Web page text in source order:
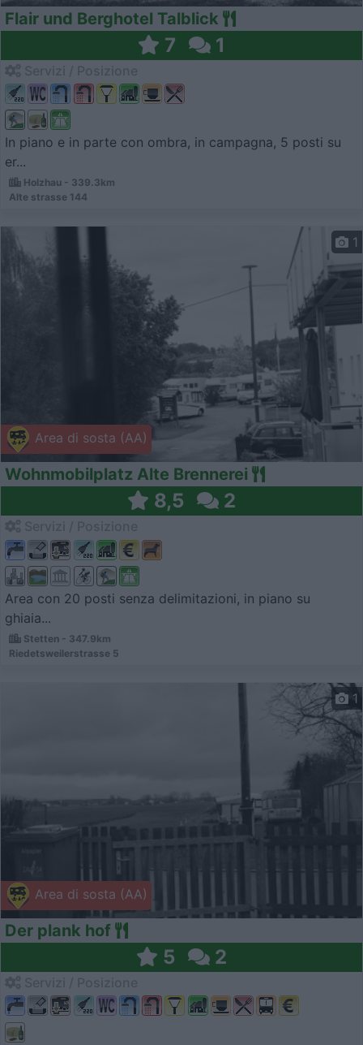
Flair und Berghotel Talblick
7 1
In piano e in parte con ombra, in campagna, 5 posti su
er...
Holzhau - 339.3km
Alte strasse 144
Area di sosta (AA)
1
Wohnmobilplatz Alte Brennerei
8,5 2
Area con 20 posti senza delimitazioni, in piano su
ghiaia...
Stetten - 347.9km
Riedetsweilerstrasse 5
Area di sosta (AA)
1
Der plank hof
5 2